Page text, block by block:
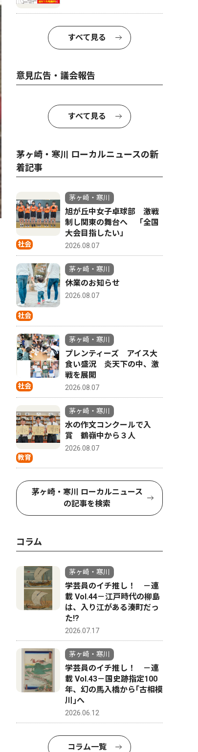
すべて見る
意見広告・議会報告
すべて見る
茅ヶ崎・寒川 ローカルニュースの新
着記事
社会
茅ヶ崎・寒川
旭が丘中女子卓球部 激戦
制し関東の舞台へ 「全国
大会目指したい」
2026.08.07
社会
茅ヶ崎・寒川
休業のお知らせ
2026.08.07
社会
茅ヶ崎・寒川
プレンティーズ アイス大
食い盛況 炎天下の中、激
戦を展開
2026.08.07
教育
茅ヶ崎・寒川
水の作文コンクールで入
賞 鶴嶺中から３人
2026.08.07
茅ヶ崎・寒川 ローカルニュース
の記事を検索
コラム
茅ヶ崎・寒川
学芸員のイチ推し！ －連
載 Vol.44－江戸時代の柳島
は、入り江がある湊町だっ
た!?
2026.07.17
茅ヶ崎・寒川
学芸員のイチ推し！ －連
載 Vol.43－国史跡指定100
年、幻の馬入橋から｢古相模
川｣へ
2026.06.12
コラム一覧